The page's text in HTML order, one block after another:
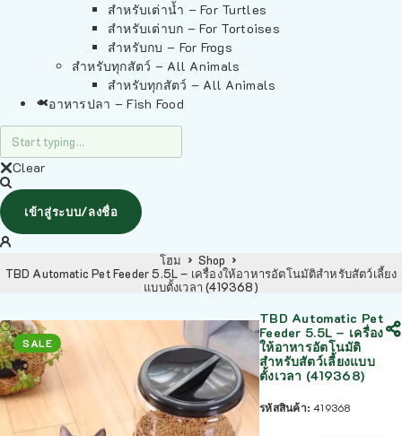
สำหรับเต่าน้ำ – For Turtles
สำหรับเต่าบก – For Tortoises
สำหรับกบ – For Frogs
สำหรับทุกสัตว์ – All Animals
สำหรับทุกสัตว์ – All Animals
อาหารปลา – Fish Food
Clear
เข้าสู่ระบบ/ลงชื่อ
โฮม
Shop
TBD Automatic Pet Feeder 5.5L – เครื่องให้อาหารอัตโนมัติสำหรับสัตว์เลี้ยง
แบบตั้งเวลา (419368)
SALE
TBD Automatic Pet
Feeder 5.5L – เครื่อง
ให้อาหารอัตโนมัติ
สำหรับสัตว์เลี้ยงแบบ
ตั้งเวลา (419368)
รหัสสินค้า:419368